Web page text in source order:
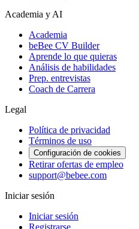
Academia y AI
Academia
beBee CV Builder
Aprende lo que quieras
Análisis de habilidades
Prep. entrevistas
Coach de Carrera
Legal
Política de privacidad
Términos de uso
Configuración de cookies
Retirar ofertas de empleo
support@bebee.com
Iniciar sesión
Iniciar sesión